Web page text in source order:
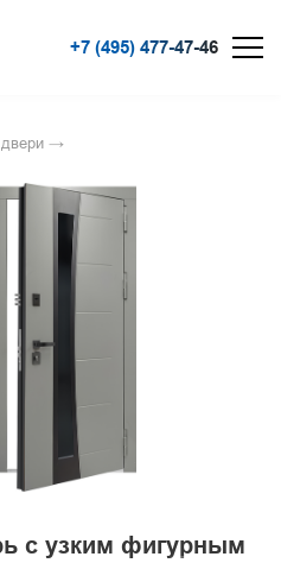
+7 (495) 477-47-46
→
с узким фигурным